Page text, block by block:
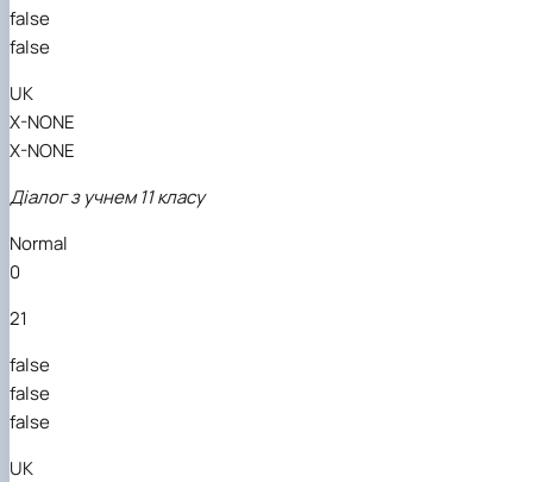
false
false
UK
X-NONE
X-NONE
Діалог з учнем 11 класу
Normal
0
21
false
false
false
UK